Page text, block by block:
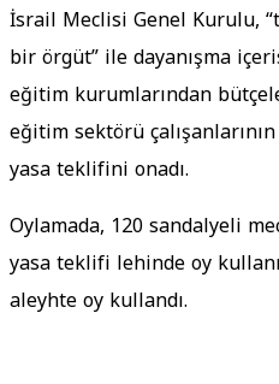
İsrail Meclisi Genel Kurulu,
bir örgüt” ile dayanışma
eğitim kurumlarından
eğitim sektörü çalışanlarının
yasa teklifini onadı.
Oylamada, 120 sandalyeli
yasa teklifi lehinde oy
aleyhte oy kullandı.